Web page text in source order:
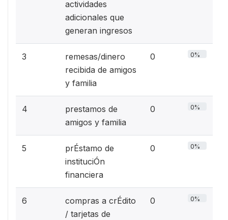
actividades
adicionales que
generan ingresos
3
remesas/dinero
recibida de amigos
y familia
0 0%
4
prestamos de
amigos y familia
0 0%
5
prÉstamo de
instituciÓn
financiera
0 0%
6
compras a crÉdito
/ tarjetas de
0 0%